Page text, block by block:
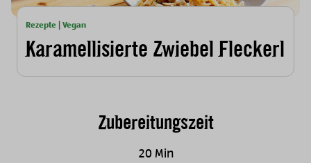
Rezepte | Vegan
Karamellisierte Zwiebel Fleckerl
Zubereitungszeit
20 Min